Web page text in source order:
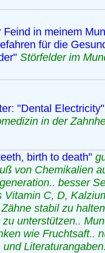
Feind in meinem
für die
Störfelder im
"Dental
in der
birth to death"
von Chemikalien
besser
Vitamin C, D,
stabil zu
unterstützen..
wie Fruchtsaft..
und